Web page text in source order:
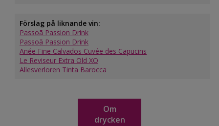
Förslag på liknande vin:
Passoã Passion Drink
Passoã Passion Drink
Anée Fine Calvados Cuvée des Capucins
Le Reviseur Extra Old XO
Allesverloren Tinta Barocca
Om
drycken